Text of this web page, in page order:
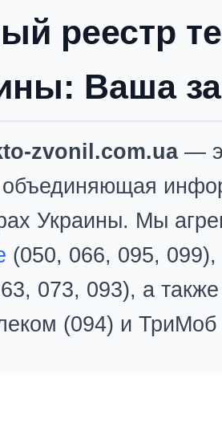
реестр
Ваша
zvonil.com.ua—
Украины. Мы
(050, 066, 095, 099),
073, 093), а
(094) и ТриМоб